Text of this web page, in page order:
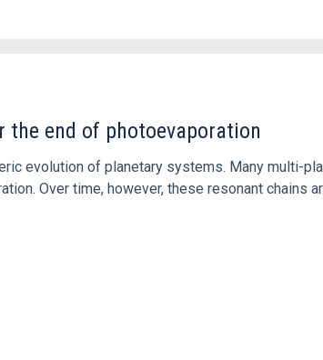
the end of photoevaporation
evolution of planetary systems. Many multi-
Over time, however, these resonant chains